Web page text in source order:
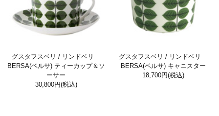
グスタフスベリ / リンドベリ
BERSA(ベルサ) ティーカップ＆ソ
ーサー
30,800円(税込)
グスタフスベリ / リンドベリ
BERSA(ベルサ) キャニスター
18,700円(税込)